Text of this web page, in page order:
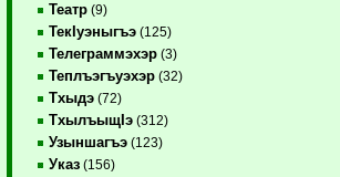
Театр (9)
ТекIуэныгъэ (125)
Телеграммэхэр (3)
Теплъэгъуэхэр (32)
Тхыдэ (72)
ТхылъыщIэ (312)
Узыншагъэ (123)
Указ (156)